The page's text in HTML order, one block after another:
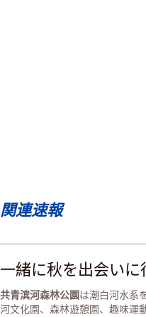
関連速報
一緒に秋を出会いに
共青滨河森林公園は潮白河水系
河文化園、森林遊憩園、趣味運